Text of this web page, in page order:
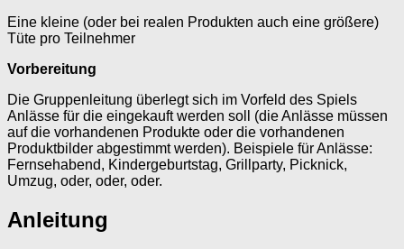
Eine kleine (oder bei realen Produkten auch eine größere)
Tüte pro Teilnehmer
Vorbereitung
Die Gruppenleitung überlegt sich im Vorfeld des Spiels
Anlässe für die eingekauft werden soll (die Anlässe müssen
auf die vorhandenen Produkte oder die vorhandenen
Produktbilder abgestimmt werden). Beispiele für Anlässe:
Fernsehabend, Kindergeburtstag, Grillparty, Picknick,
Umzug, oder, oder, oder.
Anleitung